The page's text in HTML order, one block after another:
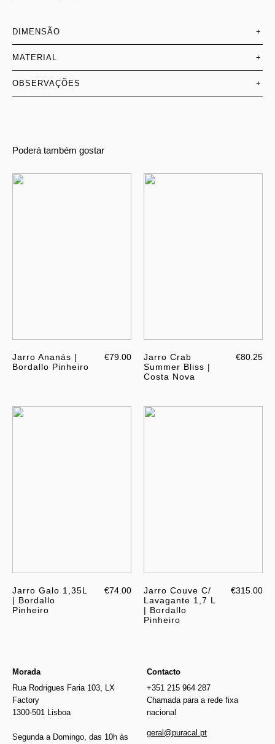
DIMENSÃO +
MATERIAL +
OBSERVAÇÕES +
Poderá também gostar
Jarro Ananás |
Bordallo Pinheiro
€79.00
Jarro Crab
Summer Bliss |
Costa Nova
€80.25
Jarro Galo 1,35L
| Bordallo
Pinheiro
€74.00
Jarro Couve C/
Lavagante 1,7 L
| Bordallo
Pinheiro
€315.00
Morada
Rua Rodrigues Faria 103, LX
Factory
1300-501 Lisboa
Segunda a Domingo, das 10h às
Contacto
+351 215 964 287
Chamada para a rede fixa
nacional
geral@puracal.pt